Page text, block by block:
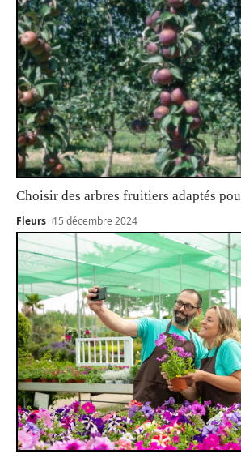
Choisir des arbres fruitiers adaptés
Fleurs 15 décembre 2024